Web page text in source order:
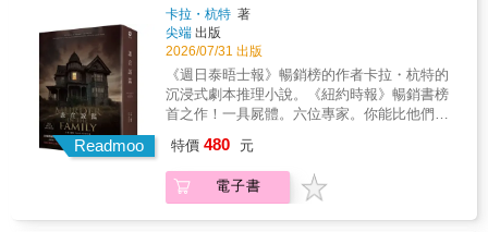
事生動活潑，令人對薇拉的下一個案子翹首以
待。──《出版者週刊》幽默與溫情兼具的頂級
輕推理佳作。──《BookPage》讓人邊笑邊
哭。備好面紙和一杯茶，準備一口氣讀到天亮
吧！──《Book Riot》充滿幽默、溫情與懸疑，
再度印證：沒有哪樁謀殺案，是薇拉搞不定
的。──《西雅圖時報》與前作《茶館裡的嫌疑
人》同樣迷人。──《波士頓環球報》薇拉可愛
又令人抓狂，本書讀起來令人欣喜。──《丹佛
郵報》幽默與溫情兼具……薇拉的書迷們將再
所有伏筆在此匯聚，引爆千禧三部曲最震撼的
終局。☆☆書中每一個決定都是困難的，這不
單純是你要投靠哪一個陣營，更核心的叩問
是：你一生中要為哪個價值服務？我想這也是
莎蘭德跟布隆維斯特最大的共同點，即使遊走
在法律邊緣，但他們內心仍維持著對他人最基
本的尊重：不把人視為工具……隨著我年歲漸
我們失去了睿智又不失魅力的聲音，他的針砭
與預言，適用於瑞典，也及於全體人類。──摘
自吳曉樂導讀☆☆ 沒讀過「千禧三部曲」之
的人身上。她寧可被打死也不受任何委屈。而
且，她有仇必報。☆☆當讀者看完《龍紋身的
女孩》，或將以為莎蘭德跟布隆維斯特這對搭
檔要開始大展身手，調查各種矚目疑難的案
件，翻開《玩火的女孩》，才察覺拉森層級一
口氣拉升到國家，他執筆如刃，直指瑞典在冷
新的調整，但也有驅之不散的濫權以及腐化。
為什麼足智多謀的莎蘭德在國家檔案裡是一個
必須由他人監護的、有危害社會之虞的精神疾
盛世的出版傳奇，攻占全球暢銷書榜超過十
年，銷量破億！ 在瑞典，平均每3人就擁有
1本《龍紋身的女孩》 在丹麥，這套小說熱
銷程度僅次於《聖經》 在美國，這是史無
前例空降紐約時報、亞馬遜暢銷書榜的北歐小
說 在台灣，同時攻占***、金石堂、**排行
榜冠軍☆☆莎蘭德是最棒的女性小說人物之
一，儘管外表嬌小瘦弱，卻極度危險。──史蒂
完整，而非誰的附屬，她們一再面臨險峻的考
驗，或有脆弱悲情，卻絲毫不損其尊嚴。她們
心底雪亮，錯的不是我。不動輒為男人犯下的
Readmoo
卡拉・杭特 著
尖端 出版
2026/07/31 出版
《週日泰晤士報》暢銷榜的作者卡拉・杭特的
沉浸式劇本推理小說。《紐約時報》暢銷書榜
首之作！一具屍體。六位專家。你能比他們更
的案件。知名電影製作人蓋伊・霍華德（當時
年僅十歲）的繼父路克・萊德，被發現死於位
在郊區的自家花園裡。路克・萊德的謀殺案至
特價 480 元
電子書